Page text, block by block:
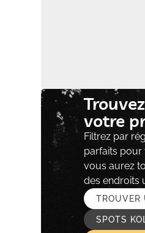
votre
Filtrez par
parfaits pour
vous aurez
des endroits
TROUVER
SPOTS